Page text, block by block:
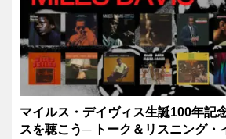
マイルス・デイヴィス生誕100年記
スを聴こう─ トーク＆リスニング・